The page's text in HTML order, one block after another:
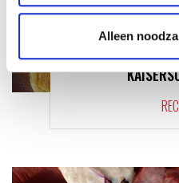
Alleen